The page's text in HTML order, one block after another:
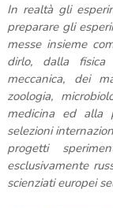
In realtà gli
preparare gli
messe insieme
dirlo, dalla fisica
meccanica, dei
zoologia,
medicina ed alla
selezioni
progetti
esclusivamente
scienziati europei